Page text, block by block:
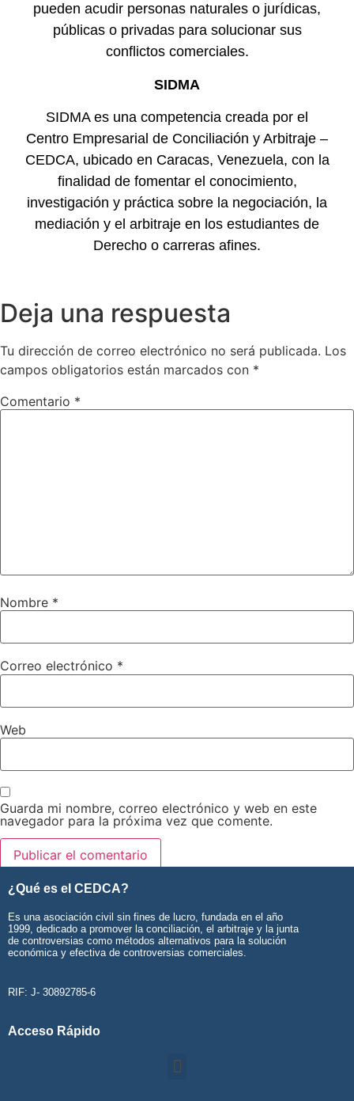
pueden acudir personas naturales o jurídicas,
públicas o privadas para solucionar sus
conflictos comerciales.
SIDMA
SIDMA es una competencia creada por el
Centro Empresarial de Conciliación y Arbitraje –
CEDCA, ubicado en Caracas, Venezuela, con la
finalidad de fomentar el conocimiento,
investigación y práctica sobre la negociación, la
mediación y el arbitraje en los estudiantes de
Derecho o carreras afines.
Deja una respuesta
Tu dirección de correo electrónico no será publicada. Los
campos obligatorios están marcados con *
Comentario *
Nombre *
Correo electrónico *
Web
Guarda mi nombre, correo electrónico y web en este
navegador para la próxima vez que comente.
¿Qué es el CEDCA?
Es una asociación civil sin fines de lucro, fundada en el año
1999, dedicado a promover la conciliación, el arbitraje y la junta
de controversias como métodos alternativos para la solución
económica y efectiva de controversias comerciales.
RIF: J- 30892785-6
Acceso Rápido